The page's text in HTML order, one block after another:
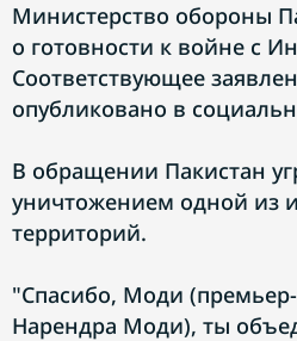
Министерство обороны
о готовности к войне с
Соответствующее
опубликовано в
В обращении Пакистан
уничтожением одной из
территорий.
"Спасибо, Моди
Нарендра Моди), ты